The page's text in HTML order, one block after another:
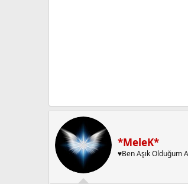
*MeleK*
♥Ben Aşık Olduğum